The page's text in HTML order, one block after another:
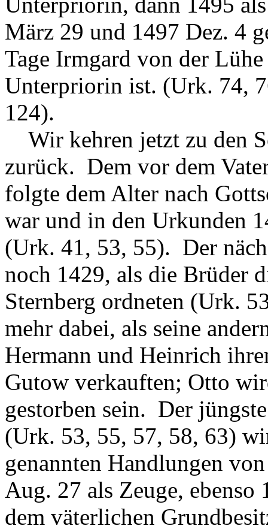
März 29 und 1497 Dez. 4
Tage Irmgard von der
Unterpriorin ist. (Urk. 74,
124).
Wir kehren jetzt zu den
zurück. Dem vor dem
folgte dem Alter nach
war und in den Urkunden
(Urk. 41, 53, 55). Der
noch 1429, als die Brüder
Sternberg ordneten (Urk.
mehr dabei, als seine
Hermann und Heinrich
Gutow verkauften; Otto
gestorben sein. Der
(Urk. 53, 55, 57, 58, 63)
genannten Handlungen
Aug. 27 als Zeuge,
dem väterlichen